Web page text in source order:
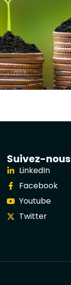
Suivez-nous
LinkedIn
Facebook
Youtube
Twitter